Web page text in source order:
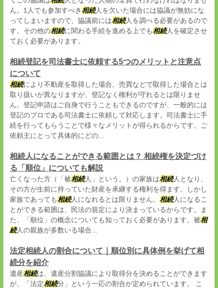
ん。1人でも参加すべき相続人を欠いた場合には協議が無効にな
ってしまいますので、協議前には相続人を調べる必要があるので
す。その他の相続に関わる手続を進める上でも相続人を確定させ
ておく必要があります。
相続登記を司法書士に依頼する5つのメリットと注意点
について
相続により不動産を取得した場合、売買などで取得した場合とは
取り扱いが異なりますが、登記なく権利が守れるとは限りませ
ん。登記申請はご自身で行うこともできるのですが、一般的には
登記のプロである司法書士に依頼して対応します。司法書士に手
続を行ってもらうことで様々なメリットが得られるからです。ご
依頼主にとって具体的にどの...
相続人になることができる範囲とは？ 相続権を決定づけ
る「順位」についても解説
亡くなった方（「被相続人」という。）の家族は相続人となり、
その方が生前に持っていた財産を承継する権利を得ます。しかし
家族であっても相続人になれるとは限りません。 相続人になるこ
とができる範囲は、民法の規定により決まっているからです。ま
た、「順位」の概念についても知っておく必要があります。被相
続人の親族が多数いる場合...
法定相続人の割合について｜順位別に具体例を挙げて相
続分を紹介
遺産相続は、遺産分割協議により取得分を決めることができます
が、「法定相続分」という一応の割合が定められています。 こ